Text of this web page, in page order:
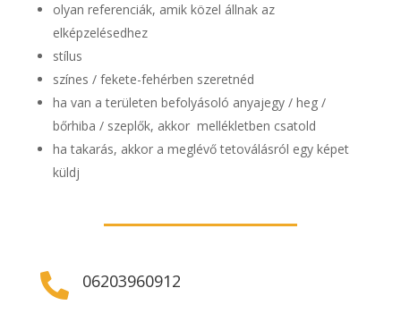
olyan referenciák, amik közel állnak az
elképzelésedhez
stílus
színes / fekete-fehérben szeretnéd
ha van a területen befolyásoló anyajegy / heg /
bőrhiba / szeplők, akkor mellékletben csatold
ha takarás, akkor a meglévő tetoválásról egy képet
küldj
 06203960912